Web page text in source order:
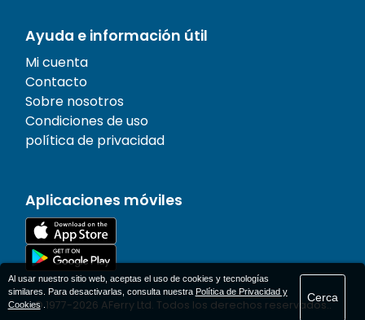
Ayuda e información útil
Mi cuenta
Contacto
Sobre nosotros
Condiciones de uso
política de privacidad
Aplicaciones móviles
© 1977-2026 AFerry Ltd. Todos los derechos reservados..
Al usar nuestro sitio web, aceptas el uso de cookies y tecnologías
similares. Para desactivarlas, consulta nuestra Política de Privacidad y
Cookies.
Cerca